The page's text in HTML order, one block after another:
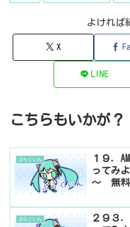
よければ
X
LINE
こちらもいかが？
ぷらぐいん
１９．
ってみ
～ 無料
ぷらぐいん
２９３